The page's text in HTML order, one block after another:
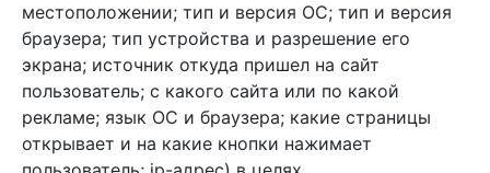
Арбен текстиль г. Щелково, пер.
1-й Советский д.25, владение 2.
местоположении; тип и версия ОС; тип и версия
браузера; тип устройства и разрешение его
экрана; источник откуда пришел на сайт
пользователь; с какого сайта или по какой
рекламе; язык ОС и браузера; какие страницы
открывает и на какие кнопки нажимает